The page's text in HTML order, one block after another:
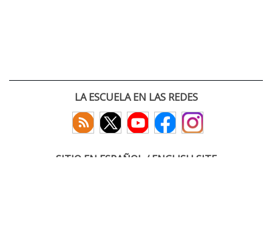
LA ESCUELA EN LAS REDES
SITIO EN ESPAÑOL / ENGLISH SITE